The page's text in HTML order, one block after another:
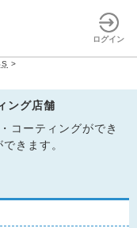
ログイン
>
ング店舗
コーティングができ
きます。